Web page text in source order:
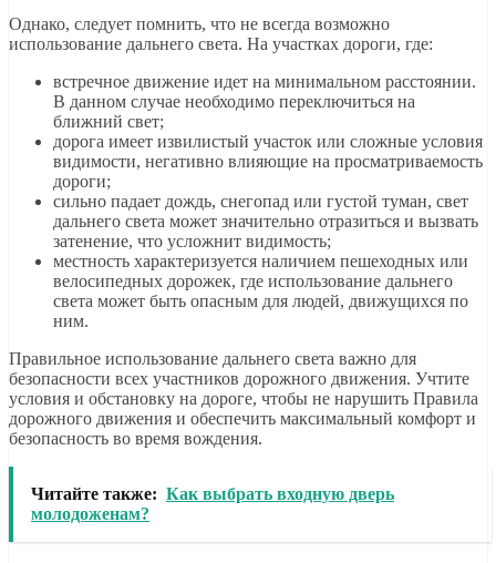
Однако, следует помнить, что не всегда возможно
использование дальнего света. На участках дороги, где:
встречное движение идет на минимальном расстоянии.
В данном случае необходимо переключиться на
ближний свет;
дорога имеет извилистый участок или сложные условия
видимости, негативно влияющие на просматриваемость
дороги;
сильно падает дождь, снегопад или густой туман, свет
дальнего света может значительно отразиться и вызвать
затенение, что усложнит видимость;
местность характеризуется наличием пешеходных или
велосипедных дорожек, где использование дальнего
света может быть опасным для людей, движущихся по
ним.
Правильное использование дальнего света важно для
безопасности всех участников дорожного движения. Учтите
условия и обстановку на дороге, чтобы не нарушить Правила
дорожного движения и обеспечить максимальный комфорт и
безопасность во время вождения.
Читайте также: Как выбрать входную дверь
молодоженам?